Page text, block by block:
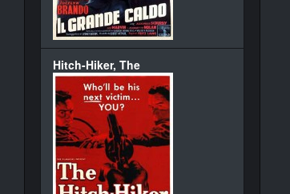
Hitch-Hiker, The